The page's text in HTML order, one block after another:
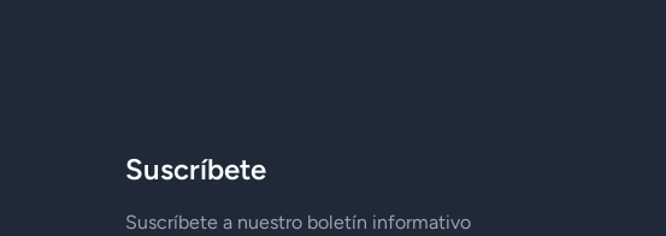
Suscríbete
Suscríbete a nuestro boletín informativo